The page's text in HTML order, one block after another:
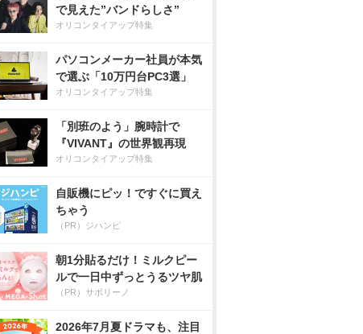
で見えた”バンドらしさ”
オリコンタイアップ特集
パソコンメーカー社員が本気
で選ぶ「10万円台PC3選」
オリコンタイアップ特集
「別班のよう」腕時計で
『VIVANT』の世界観再現
オリコンタイアップ特集
自販機にピッ！ですぐに買え
ちゃう
（PR）ジハンピ
朝1分貼るだけ！ミルクピー
ルで一日中ずっとうるツヤ肌
（PR）サボリーノ
2026年7月夏ドラマも、注目